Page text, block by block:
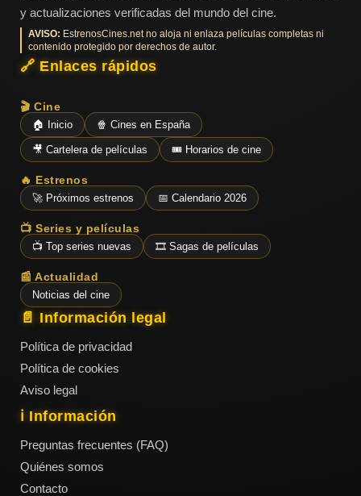
y actualizaciones verificadas del mundo del cine.
AVISO: EstrenosCines.net no aloja ni enlaza películas completas ni
contenido protegido por derechos de autor.
🔗 Enlaces rápidos
🎬 Cine
🏠 Inicio 🍿 Cines en España
🎥 Cartelera de películas 🎟️ Horarios de cine
🔥 Estrenos
🚀 Próximos estrenos 📅 Calendario 2026
📺 Series y películas
📺 Top series nuevas 🎞️ Sagas de películas
📰 Actualidad
Noticias del cine
📄 Información legal
Política de privacidad
Política de cookies
Aviso legal
ℹ️ Información
Preguntas frecuentes (FAQ)
Quiénes somos
Contacto